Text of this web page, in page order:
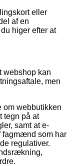
eller
af en
higer efter at
webshop kan
men
om webbutikken
tegn på at
samt at e-
fagmænd som har
regulativer.